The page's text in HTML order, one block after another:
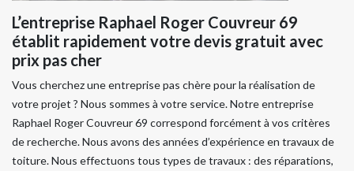
L’entreprise Raphael Roger Couvreur 69
établit rapidement votre devis gratuit avec
prix pas cher
Vous cherchez une entreprise pas chère pour la réalisation de
votre projet ? Nous sommes à votre service. Notre entreprise
Raphael Roger Couvreur 69 correspond forcément à vos critères
de recherche. Nous avons des années d’expérience en travaux de
toiture. Nous effectuons tous types de travaux : des réparations,